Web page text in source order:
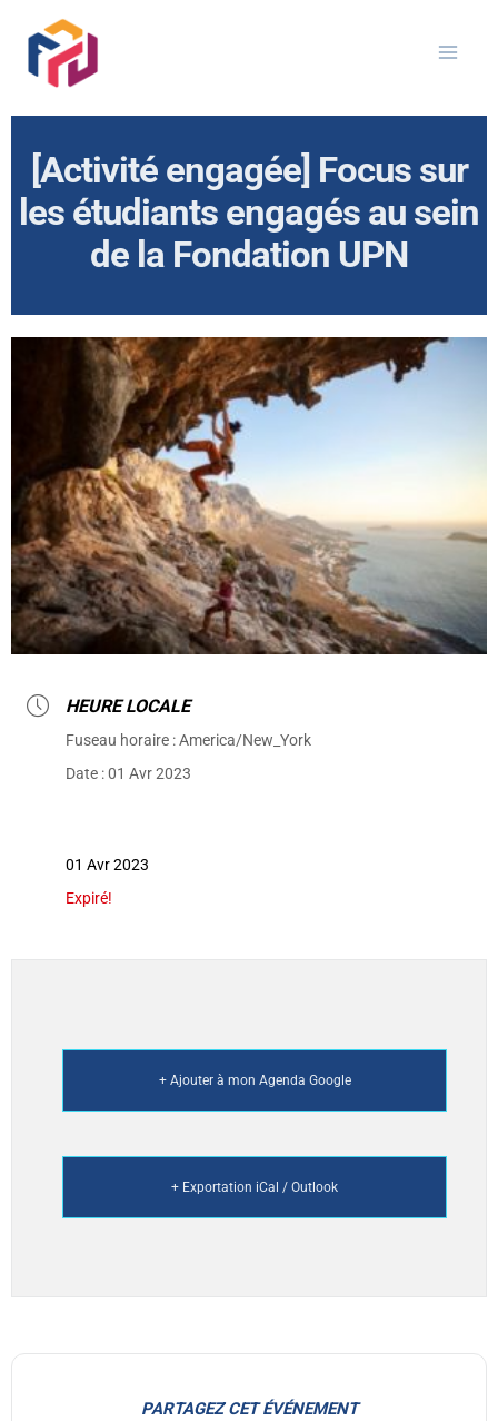
contenu
[Activité engagée] Focus sur
les étudiants engagés au sein
de la Fondation UPN
HEURE LOCALE
Fuseau horaire :America/New_York
Date :01 Avr 2023
01 Avr 2023
Expiré!
+ Ajouter à mon Agenda Google
+ Exportation iCal / Outlook
PARTAGEZ CET ÉVÉNEMENT